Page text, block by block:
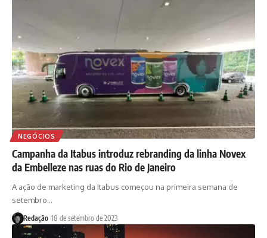
NEGÓCIOS
Campanha da Itabus introduz rebranding da linha Novex
da Embelleze nas ruas do Rio de Janeiro
A ação de marketing da Itabus começou na primeira semana de
setembro…
Redação 18 de setembro de 2023